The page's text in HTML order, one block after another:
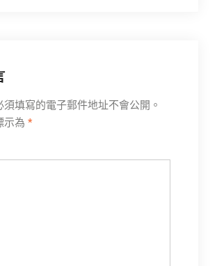
須填寫的電子郵件地址不會公開。
示為 *